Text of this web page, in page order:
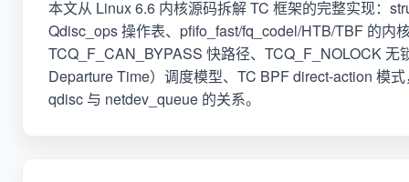
本文从 Linux 6.6 内核源码拆解 TC 框架的完整实现：
Qdisc_ops 操作表、pfifo_fast/fq_codel/HTB/TBF 的内
TCQ_F_CAN_BYPASS 快路径、TCQ_F_NOLOCK 无
Departure Time）调度模型、TC BPF direct-action 模
qdisc 与 netdev_queue 的关系。